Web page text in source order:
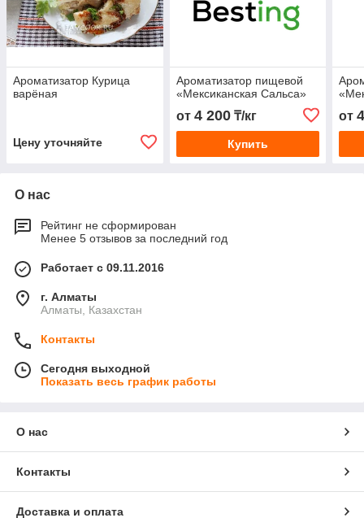
Ароматизатор Курица
варёная
Цену уточняйте
Ароматизатор пищевой
«Мексиканская Сальса»
от 4 200₸/кг
Купить
от
О нас
Рейтинг не сформирован
Менее 5 отзывов за последний год
Работает с 09.11.2016
г. Алматы
Алматы, Казахстан
Контакты
Сегодня выходной
Показать весь график работы
О нас
Контакты
Доставка и оплата